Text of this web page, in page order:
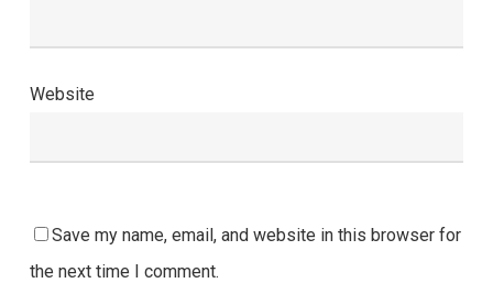
Website
Save my name, email, and website in this browser for
the next time I comment.